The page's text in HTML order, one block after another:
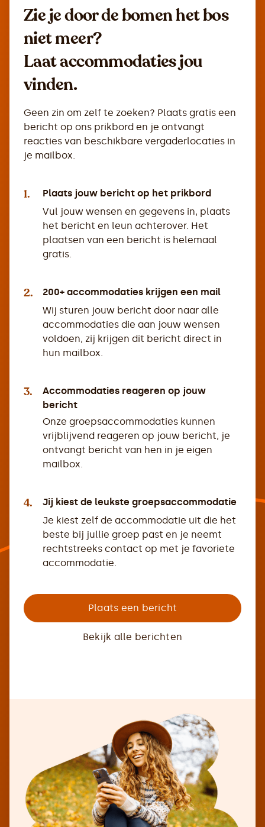
Zie je door de bomen het bos
niet meer?
Laat accommodaties jou
vinden.
Geen zin om zelf te zoeken? Plaats gratis een
bericht op ons prikbord en je ontvangt
reacties van beschikbare vergaderlocaties in
je mailbox.
1.
Plaats jouw bericht op het prikbord
Vul jouw wensen en gegevens in, plaats
het bericht en leun achterover. Het
plaatsen van een bericht is helemaal
gratis.
2.
200+ accommodaties krijgen een mail
Wij sturen jouw bericht door naar alle
accommodaties die aan jouw wensen
voldoen, zij krijgen dit bericht direct in
hun mailbox.
3.
Accommodaties reageren op jouw
bericht
Onze groepsaccommodaties kunnen
vrijblijvend reageren op jouw bericht, je
ontvangt bericht van hen in je eigen
mailbox.
4.
Jij kiest de leukste groepsaccommodatie
Je kiest zelf de accommodatie uit die het
beste bij jullie groep past en je neemt
rechtstreeks contact op met je favoriete
accommodatie.
Plaats een bericht
Bekijk alle berichten